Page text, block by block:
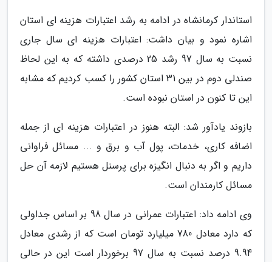
استاندار کرمانشاه در ادامه به رشد اعتبارات هزینه ای استان
اشاره نمود و بیان داشت: اعتبارات هزینه ای سال جاری
نسبت به سال 97 رشد 25 درصدی داشته که به این لحاظ
صندلی دوم در بین 31 استان کشور را کسب کردیم که مشابه
این تا کنون در استان نبوده است.
بازوند یادآور شد: البته هنوز در اعتبارات هزینه ای از جمله
اضافه کاری، خدمات، پول آب و برق و ... مسائل فراوانی
داریم و اگر به دنبال انگیزه برای پرسنل هستیم لازمه آن حل
مسائل کارمندان است.
وی ادامه داد: اعتبارات عمرانی در سال 98 بر اساس جداولی
که دارد معادل 780 میلیارد تومان است که از رشدی معادل
9.94 درصد نسبت به سال 97 برخوردار است این در حالی